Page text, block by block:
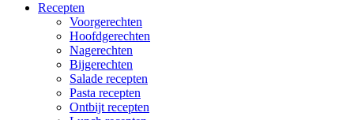
Recepten
Voorgerechten
Hoofdgerechten
Nagerechten
Bijgerechten
Salade recepten
Pasta recepten
Ontbijt recepten